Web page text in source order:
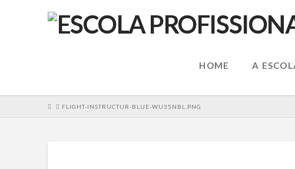
HOME A
HOMEFLIGHT-INSTRUCTUR-BLUE-WU35NBL.PNG